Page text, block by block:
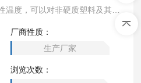
度，可以对非硬质塑料及其他
（温差电子致冷），其致冷温
可以测定不同橡胶材料或不同
低温性能的优劣。
厂商性质：
生产厂家
浏览次数：